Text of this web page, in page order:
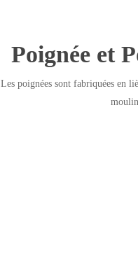
Poignée et
Les poignées sont fabriquées en